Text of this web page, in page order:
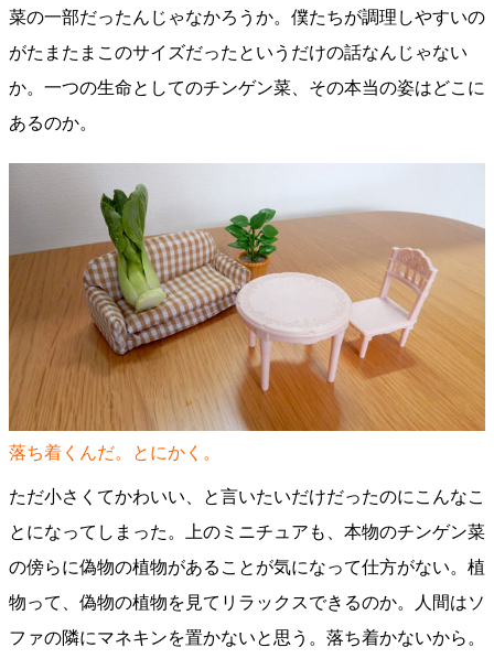
菜の一部だったんじゃなかろうか。僕たちが調理しやすいの
がたまたまこのサイズだったというだけの話なんじゃない
か。一つの生命としてのチンゲン菜、その本当の姿はどこに
あるのか。
落ち着くんだ。とにかく。
ただ小さくてかわいい、と言いたいだけだったのにこんなこ
とになってしまった。上のミニチュアも、本物のチンゲン菜
の傍らに偽物の植物があることが気になって仕方がない。植
物って、偽物の植物を見てリラックスできるのか。人間はソ
ファの隣にマネキンを置かないと思う。落ち着かないから。